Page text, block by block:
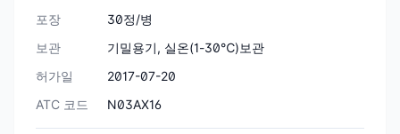
포장
30정/병
보관
기밀용기, 실온(1-30℃)보관
허가일
2017-07-20
ATC 코드
N03AX16